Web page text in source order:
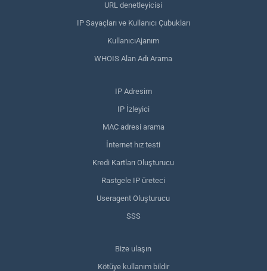
URL denetleyicisi
IP Sayaçları ve Kullanıcı Çubukları
KullanıcıAjanım
WHOIS Alan Adı Arama
IP Adresim
IP İzleyici
MAC adresi arama
İnternet hız testi
Kredi Kartları Oluşturucu
Rastgele IP üreteci
Useragent Oluşturucu
SSS
Bize ulaşın
Kötüye kullanım bildir